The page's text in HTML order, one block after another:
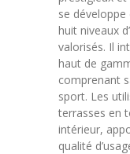
se
huit niveaux
valorisés. Il
haut de
comprenant
sport. Les
terrasses en
intérieur,
qualité